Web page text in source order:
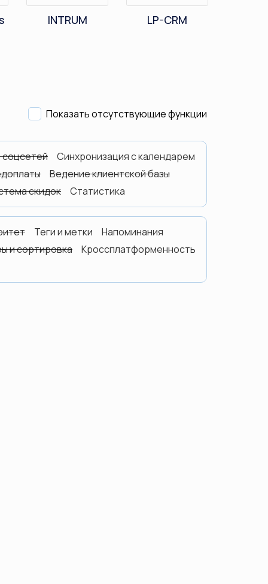
INTRUM LP-CRM
Показать отсутствующие функции
соцсетей
Синхронизация с календарем
Ведение клиентской базы
скидок
Статистика
Теги и метки
Напоминания
и сортировка
Кроссплатформенность